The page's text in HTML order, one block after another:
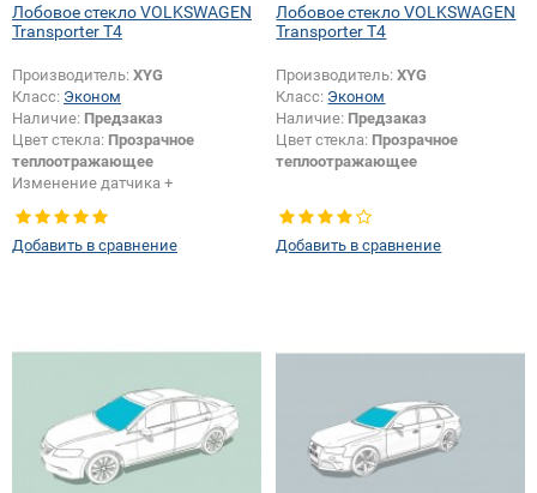
Лобовое стекло VOLKSWAGEN
Transporter T4
Производитель: XYG
Класс: Эконом
Наличие: Предзаказ
Цвет стекла: Прозрачное
теплоотражающее
Изменение датчика +
Добавить в сравнение
Лобовое стекло VOLKSWAGEN
Transporter T4
Производитель:XYG
Класс: Эконом
Наличие: Предзаказ
Цвет стекла: Прозрачное
теплоотражающее
Добавить в сравнение